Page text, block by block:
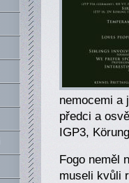
nemocemi a
předci a
IGP3,
Fogo neměl
museli kvůli